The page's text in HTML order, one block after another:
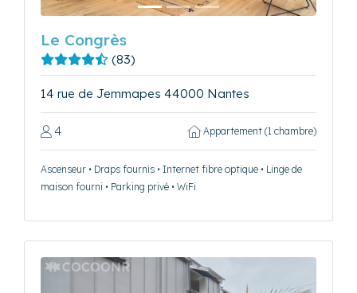
Le Congrès
(83)
14 rue de Jemmapes 44000 Nantes
4 Appartement (1 chambre)
Ascenseur • Draps fournis • Internet fibre optique • Linge de
maison fourni • Parking privé • WiFi